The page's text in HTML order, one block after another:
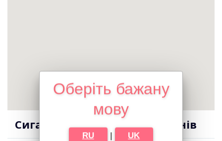
Оберіть бажану
мову
RU | UK
Сигарети оптом в місті Млинів